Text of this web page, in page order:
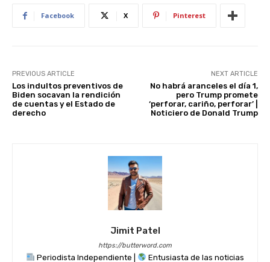
p
Facebook X Pinterest
PREVIOUS ARTICLE
Los indultos preventivos de
Biden socavan la rendición
de cuentas y el Estado de
derecho
NEXT ARTICLE
No habrá aranceles el día 1,
pero Trump promete
‘perforar, cariño, perforar’ |
Noticiero de Donald Trump
Jimit Patel
https://butterword.com
Periodista Independiente | Entusiasta de las noticias